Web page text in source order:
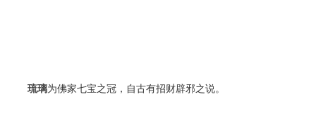
琉璃为佛家七宝之冠，自古有招财辟邪之说。